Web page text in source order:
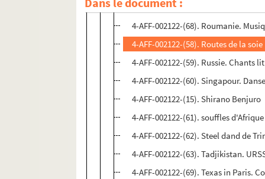
4-AFF-002122-(57). La robe de
4-AFF-002122-(68). Roumanie.
4-AFF-002122-(58). Routes de la soie
4-AFF-002122-(59). Russie. Chants
4-AFF-002122-(60). Singapour.
4-AFF-002122-(15). Shirano Benjuro
4-AFF-002122-(61). souffles d'Afrique
4-AFF-002122-(62). Steel dand de
4-AFF-002122-(63). Tadjikistan.
4-AFF-002122-(69). Texas in Paris.